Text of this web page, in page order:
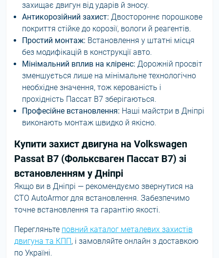
захищає двигун від ударів й зносу.
Антикорозійний захист: Двостороннє порошкове
покриття стійке до корозії, вологи й реагентів.
Простий монтаж: Встановлення у штатні місця
без модифікацій в конструкції авто.
Мінімальний вплив на кліренс: Дорожній просвіт
зменшується лише на мінімальне технологічно
необхідне значення, тож керованість і
прохідність Пассат В7 зберігаються.
Професійне встановлення: Наші майстри в Дніпрі
виконають монтаж швидко й якісно.
Купити захист двигуна на Volkswagen
Passat B7 (Фольксваген Пассат В7) зі
встановленням у Дніпрі
Якщо ви в Дніпрі — рекомендуємо звернутися на
СТО AutoArmor для встановлення. Забезпечимо
точне встановлення та гарантію якості.
Перегляньте повний каталог металевих захистів
двигуна та КПП, і замовляйте онлайн з доставкою
по Україні.